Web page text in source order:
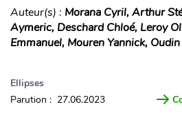
Auteur(s) : Morana Cyril, Arthur
Aymeric, Deschard Chloé, Leroy
Emmanuel, Mouren Yannick, Oudin
Ellipses
Parution : 27.06.2023